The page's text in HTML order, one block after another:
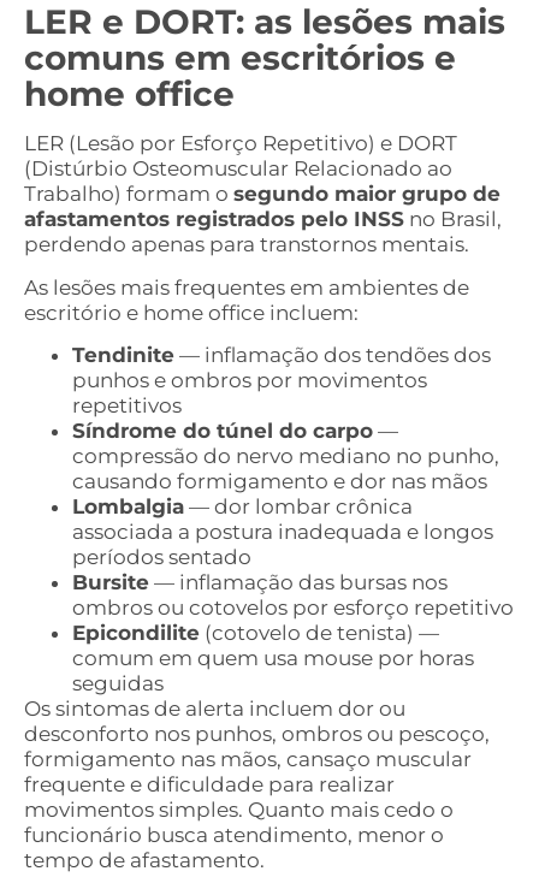
LER e DORT: as lesões mais
comuns em escritórios e
home office
LER (Lesão por Esforço Repetitivo) e DORT
(Distúrbio Osteomuscular Relacionado ao
Trabalho) formam o segundo maior grupo de
afastamentos registrados pelo INSS no Brasil,
perdendo apenas para transtornos mentais.
As lesões mais frequentes em ambientes de
escritório e home office incluem:
Tendinite — inflamação dos tendões dos
punhos e ombros por movimentos
repetitivos
Síndrome do túnel do carpo —
compressão do nervo mediano no punho,
causando formigamento e dor nas mãos
Lombalgia — dor lombar crônica
associada a postura inadequada e longos
períodos sentado
Bursite — inflamação das bursas nos
ombros ou cotovelos por esforço repetitivo
Epicondilite (cotovelo de tenista) —
comum em quem usa mouse por horas
seguidas
Os sintomas de alerta incluem dor ou
desconforto nos punhos, ombros ou pescoço,
formigamento nas mãos, cansaço muscular
frequente e dificuldade para realizar
movimentos simples. Quanto mais cedo o
funcionário busca atendimento, menor o
tempo de afastamento.